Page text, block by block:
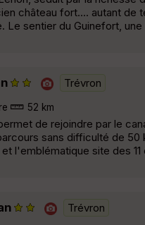
château fort.... autant
Le sentier du Guinefort,
Trévron
52 km
de rejoindre par le
sans difficulté de
l'emblématique site des
Trévron